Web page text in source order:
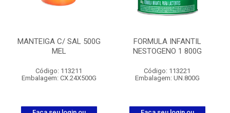
MANTEIGA C/ SAL 500G
MEL
Código: 113211
Embalagem: CX.24X500G
FORMULA INFANTIL
NESTOGENO 1 800G
Código: 113221
Embalagem: UN.800G